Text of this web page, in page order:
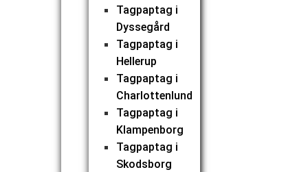
Tagpaptag i
Dyssegård
Tagpaptag i
Hellerup
Tagpaptag i
Charlottenlund
Tagpaptag i
Klampenborg
Tagpaptag i
Skodsborg